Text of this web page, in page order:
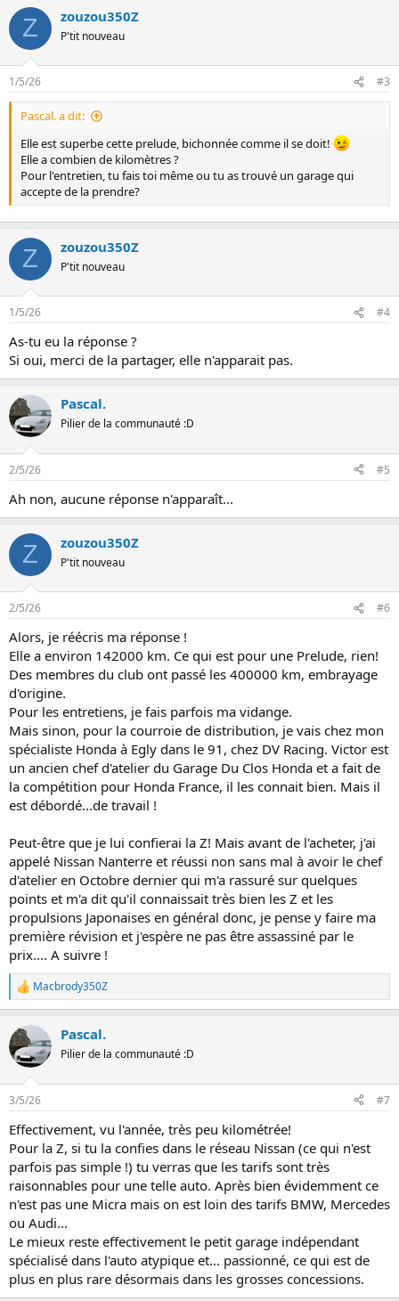
r
a
i
o
Z zouzou350Z
P'tit nouveau
1/5/26 #3
Pascal. a dit:
Elle est superbe cette prelude, bichonnée comme il se doit!
Elle a combien de kilomètres ?
Pour l'entretien, tu fais toi même ou tu as trouvé un garage qui
accepte de la prendre?
Z zouzou350Z
P'tit nouveau
1/5/26 #4
As-tu eu la réponse ?
Si oui, merci de la partager, elle n'apparait pas.
Pascal.
Pilier de la communauté :D
2/5/26 #5
Ah non, aucune réponse n'apparaît...
Z zouzou350Z
P'tit nouveau
2/5/26 #6
Alors, je réécris ma réponse !
Elle a environ 142000 km. Ce qui est pour une Prelude, rien!
Des membres du club ont passé les 400000 km, embrayage
d'origine.
Pour les entretiens, je fais parfois ma vidange.
Mais sinon, pour la courroie de distribution, je vais chez mon
spécialiste Honda à Egly dans le 91, chez DV Racing. Victor est
un ancien chef d'atelier du Garage Du Clos Honda et a fait de
la compétition pour Honda France, il les connait bien. Mais il
est débordé...de travail !
Peut-être que je lui confierai la Z! Mais avant de l'acheter, j'ai
appelé Nissan Nanterre et réussi non sans mal à avoir le chef
d'atelier en Octobre dernier qui m'a rassuré sur quelques
points et m'a dit qu'il connaissait très bien les Z et les
propulsions Japonaises en général donc, je pense y faire ma
première révision et j'espère ne pas être assassiné par le
prix.... A suivre !
L
e
r
é
a
i
n
s
:
Macbrody350Z
Pascal.
Pilier de la communauté :D
3/5/26 #7
Effectivement, vu l'année, très peu kilométrée!
Pour la Z, si tu la confies dans le réseau Nissan (ce qui n'est
parfois pas simple !) tu verras que les tarifs sont très
raisonnables pour une telle auto. Après bien évidemment ce
n'est pas une Micra mais on est loin des tarifs BMW, Mercedes
ou Audi...
Le mieux reste effectivement le petit garage indépendant
spécialisé dans l'auto atypique et... passionné, ce qui est de
plus en plus rare désormais dans les grosses concessions.